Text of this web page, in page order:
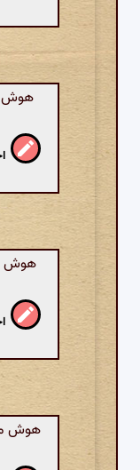
هوش
هوش
هوش